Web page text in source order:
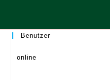
Benutzer
online